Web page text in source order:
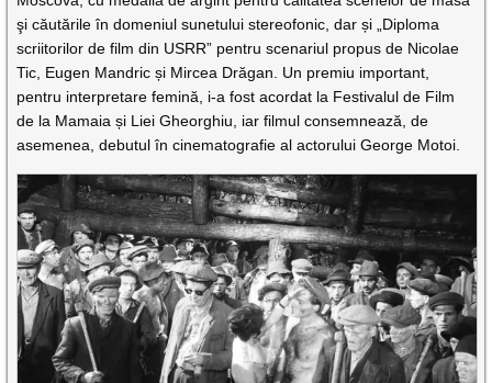
şi căutările în domeniul sunetului stereofonic, dar și „Diploma
scriitorilor de film din USRR” pentru scenariul propus de Nicolae
Tic, Eugen Mandric și Mircea Drăgan. Un premiu important,
pentru interpretare femină, i-a fost acordat la Festivalul de Film
de la Mamaia și Liei Gheorghiu, iar filmul consemnează, de
asemenea, debutul în cinematografie al actorului George Motoi.